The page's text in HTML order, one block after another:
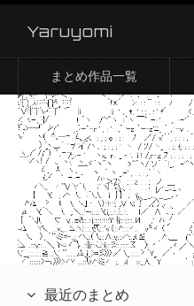
Yaruyomi
まとめ作品一覧
最近のまとめ